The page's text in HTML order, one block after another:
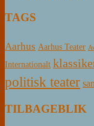
TAGS
Aarhus Aarhus Teater
Internationalt
politisk teater
TILBAGEBLIK